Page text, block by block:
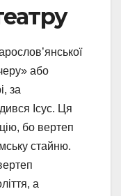
або
за
Ісус. Ця
бо вертеп
стайню.
а